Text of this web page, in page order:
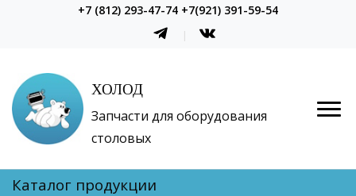
+7 (812) 293-47-74 +7(921) 391-59-54
ХОЛОД
Запчасти для оборудования
столовых
Каталог продукции